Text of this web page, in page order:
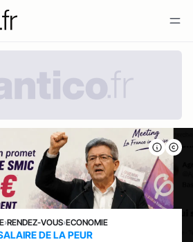
›RENDEZ-VOUS›ECONOMIE
DE LA PEUR